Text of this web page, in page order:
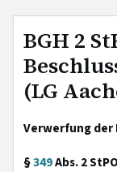
BGH 2
(LG
Verwerfung der
§349Abs. 2 StPO